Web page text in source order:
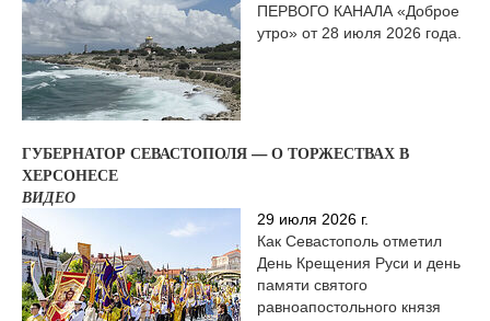
ПЕРВОГО КАНАЛА «Доброе
утро» от 28 июля 2026 года.
ГУБЕРНАТОР СЕВАСТОПОЛЯ — О ТОРЖЕСТВАХ В
ХЕРСОНЕСЕ
ВИДЕО
29 июля 2026 г.
Как Севастополь отметил
День Крещения Руси и день
памяти святого
равноапостольного князя